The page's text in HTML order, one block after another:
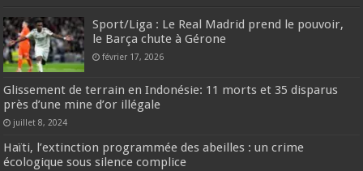
Sport/Liga : Le Real Madrid prend le pouvoir,
le Barça chute à Gérone
février 17, 2026
Glissement de terrain en Indonésie: 11 morts et 35 disparus
près d’une mine d’or illégale
juillet 8, 2024
Haïti, l’extinction programmée des abeilles : un crime
écologique sous silence complice